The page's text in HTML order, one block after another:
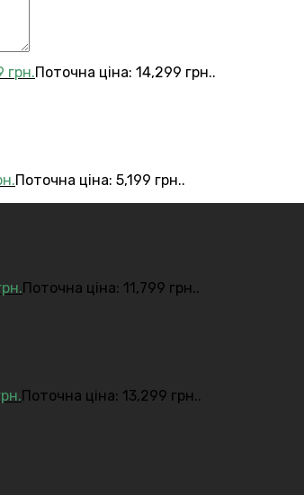
грн.Поточна ціна: 14,299 грн..
Поточна ціна: 5,199 грн..
Поточна ціна: 11,799 грн..
Поточна ціна: 13,299 грн..